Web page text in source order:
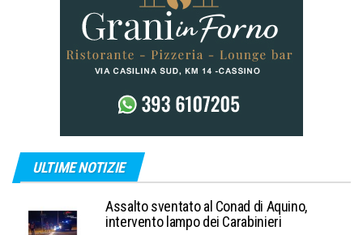
ULTIME NOTIZIE
Assalto sventato al Conad di Aquino,
intervento lampo dei Carabinieri